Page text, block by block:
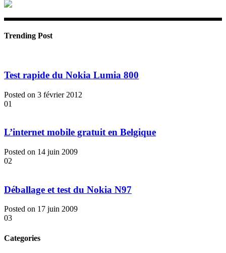
Trending Post
Test rapide du Nokia Lumia 800
Posted on 3 février 2012
01
L’internet mobile gratuit en Belgique
Posted on 14 juin 2009
02
Déballage et test du Nokia N97
Posted on 17 juin 2009
03
Categories